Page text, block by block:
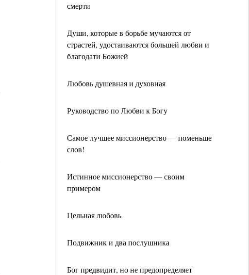
смерти
Души, которые в борьбе мучаются от
страстей, удостаиваются большей любви и
благодати Божией
Любовь душевная и духовная
Руководство по Любви к Богу
Самое лучшее миссионерство — поменьше
слов!
Истинное миссионерство — своим
примером
Цельная любовь
Подвижник и два послушника
Бог предвидит, но не предопределяет